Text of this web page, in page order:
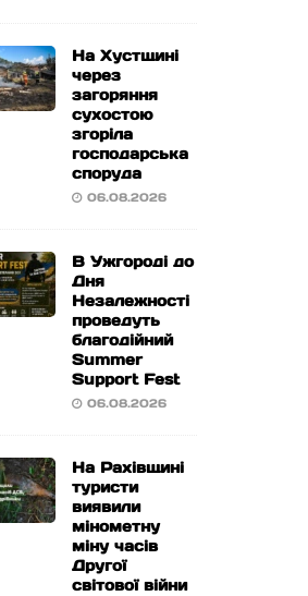
На Хустщині
через
загоряння
сухостою
згоріла
господарська
споруда
06.08.2026
В Ужгороді до
Дня
Незалежності
проведуть
благодійний
Summer
Support Fest
06.08.2026
На Рахівщині
туристи
виявили
мінометну
міну часів
Другої
світової війни